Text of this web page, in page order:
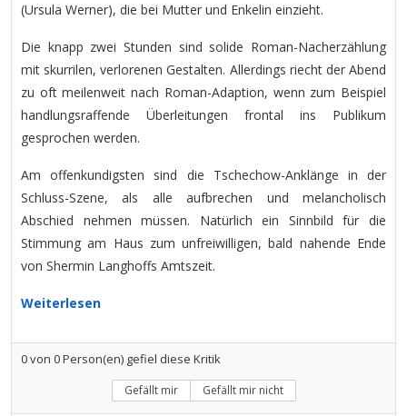
(Ursula Werner), die bei Mutter und Enkelin einzieht.
Die knapp zwei Stunden sind solide Roman-Nacherzählung
mit skurrilen, verlorenen Gestalten. Allerdings riecht der Abend
zu oft meilenweit nach Roman-Adaption, wenn zum Beispiel
handlungsraffende Überleitungen frontal ins Publikum
gesprochen werden.
Am offenkundigsten sind die Tschechow-Anklänge in der
Schluss-Szene, als alle aufbrechen und melancholisch
Abschied nehmen müssen. Natürlich ein Sinnbild für die
Stimmung am Haus zum unfreiwilligen, bald nahende Ende
von Shermin Langhoffs Amtszeit.
Weiterlesen
0von 0Person(en) gefiel diese Kritik
Gefällt mir Gefällt mir nicht